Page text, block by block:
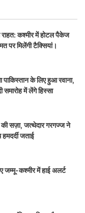
राहत: कश्मीर में होटल पैकेज
पर मिलेंगी टैक्सियां।
के लिए हुआ रवाना,
में लेंगे हिस्सा
सज़ा, जत्थेदार गरगज्ज ने
जताई
जम्मू-कश्मीर में हाई अलर्ट